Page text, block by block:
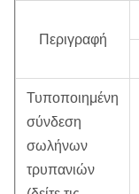
Περιγραφή
Τυποποιημένη
σύνδεση
σωλήνων
τρυπανιών